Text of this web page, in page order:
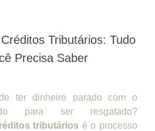
Tributários: Tudo
Precisa Saber
ter dinheiro parado com o
para ser resgatado?
tributários é o processo